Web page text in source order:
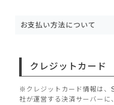
お支払い方法について
クレジットカード
※クレジットカード情報は、
社が運営する決済サーバーに